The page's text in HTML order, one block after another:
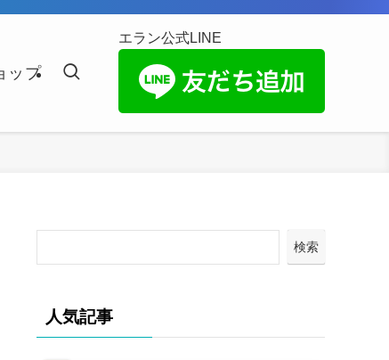
ップ
エラン公式LINE
検索
人気記事